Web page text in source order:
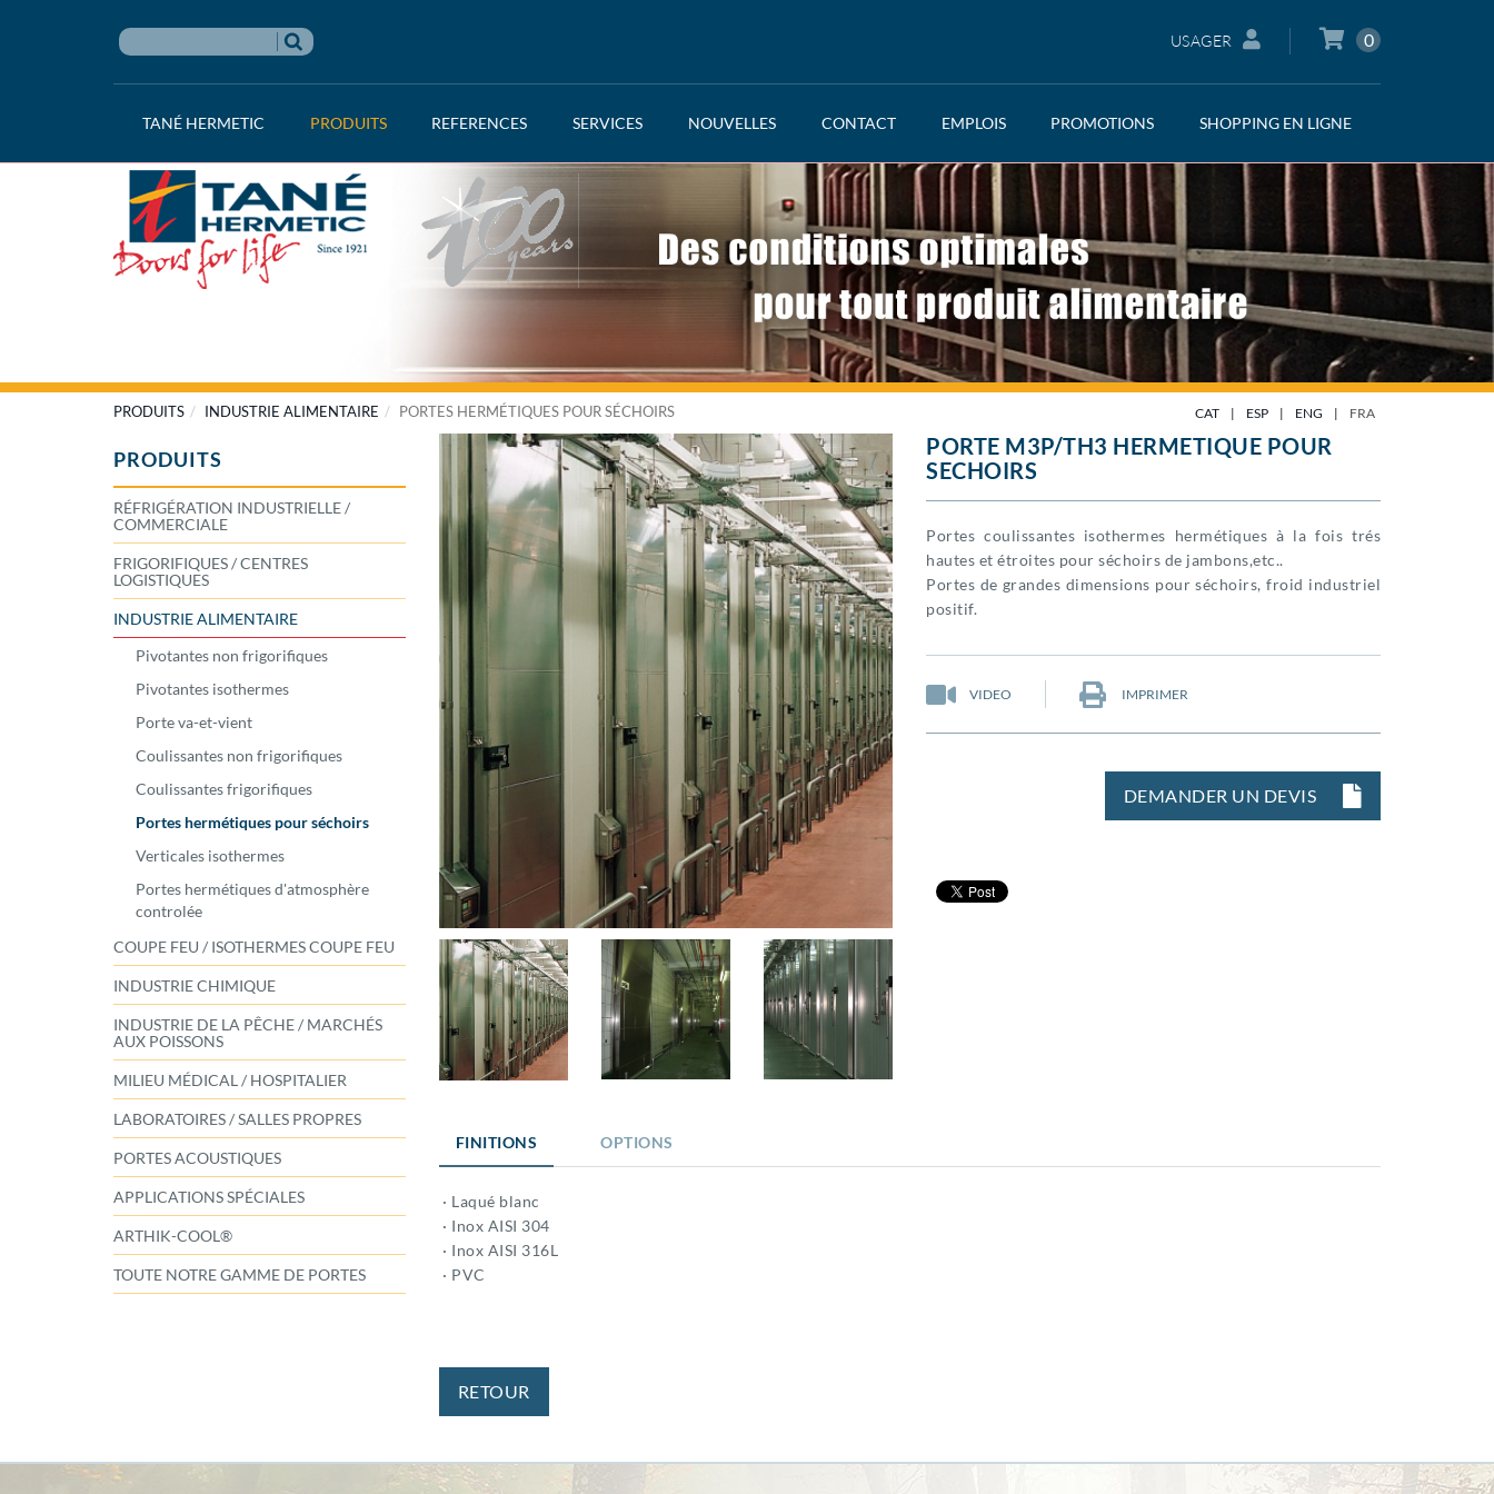
USAGER 0
TANÉ HERMETIC PRODUITS REFERENCES SERVICES NOUVELLES CONTACT EMPLOIS PROMOTIONS SHOPPING EN LIGNE
PRODUITS INDUSTRIE ALIMENTAIRE PORTES HERMÉTIQUES POUR SÉCHOIRS CAT | ESP | ENG | FRA
PRODUITS
RÉFRIGÉRATION INDUSTRIELLE /
COMMERCIALE
FRIGORIFIQUES / CENTRES
LOGISTIQUES
INDUSTRIE ALIMENTAIRE
Pivotantes non frigorifiques
Pivotantes isothermes
Porte va-et-vient
Coulissantes non frigorifiques
Coulissantes frigorifiques
Portes hermétiques pour séchoirs
Verticales isothermes
Portes hermétiques d'atmosphère
controlée
COUPE FEU / ISOTHERMES COUPE FEU
INDUSTRIE CHIMIQUE
INDUSTRIE DE LA PÊCHE / MARCHÉS
AUX POISSONS
MILIEU MÉDICAL / HOSPITALIER
LABORATOIRES / SALLES PROPRES
PORTES ACOUSTIQUES
APPLICATIONS SPÉCIALES
ARTHIK-COOL®
TOUTE NOTRE GAMME DE PORTES
PORTE M3P/TH3 HERMETIQUE POUR
SECHOIRS
Portes coulissantes isothermes hermétiques à la fois trés
hautes et étroites pour séchoirs de jambons,etc..
Portes de grandes dimensions pour séchoirs, froid industriel
positif.
VIDEO IMPRIMER
DEMANDER UN DEVIS
FINITIONS OPTIONS
· Laqué blanc
· Inox AISI 304
· Inox AISI 316L
· PVC
RETOUR